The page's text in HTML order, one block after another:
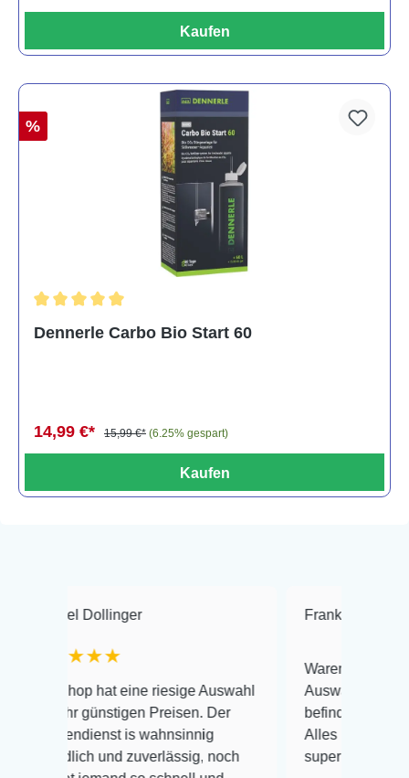
Kaufen
%
Dennerle Carbo Bio Start 60
14,99 €* 15,99 €* (6.25% gespart)
Kaufen
hat eine riesige Auswahl
Preisen. Der
is wahnsinnig
und zuverlässig, noch
Frank Hackmayer
Warenanlieferung Top und
Auswahl plus
befinden der Fische
Alles ist quick lebendig und
super Zustand. Gerne